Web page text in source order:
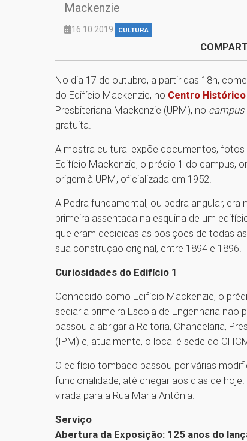
Mackenzie
16.10.2019 CULTURA
No dia 17 de outubro, a partir das 18h,
do Edifício Mackenzie, no Centro Histórico
Presbiteriana Mackenzie (UPM), no campus
gratuita.
A mostra cultural expõe documentos,
Edifício Mackenzie, o prédio 1 do campus,
origem à UPM, oficializada em 1952.
A Pedra fundamental, ou pedra angular,
primeira assentada na esquina de um
que eram decididas as posições de todas
sua construção original, entre 1894 e 1896.
Curiosidades do Edifício 1
Conhecido como Edifício Mackenzie, o
sediar a primeira Escola de Engenharia
passou a abrigar a Reitoria, Chancelaria,
(IPM) e, atualmente, o local é sede do
O edifício tombado passou por várias
funcionalidade, até chegar aos dias de
virada para a Rua Maria Antônia.
Serviço
Abertura da Exposição: 125 anos do